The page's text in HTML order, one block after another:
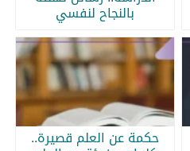
بالنجاح لنفسي
حكمة عن العلم قصيرة..